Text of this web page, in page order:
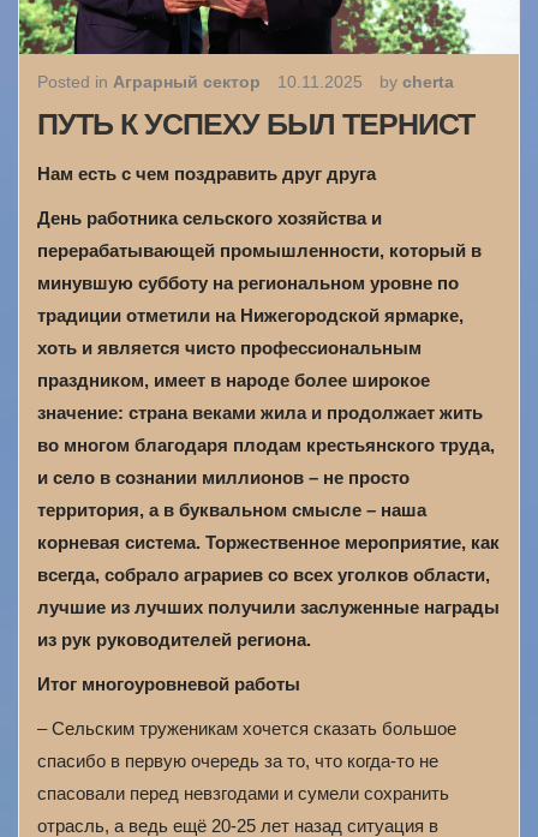
Posted in Аграрный сектор 10.11.2025 by cherta
ПУТЬ К УСПЕХУ БЫЛ ТЕРНИСТ
Нам есть с чем поздравить друг друга
День работника сельского хозяйства и
перерабатывающей промышленности, который в
минувшую субботу на региональном уровне по
традиции отметили на Нижегородской ярмарке,
хоть и является чисто профессиональным
праздником, имеет в народе более широкое
значение: страна веками жила и продолжает жить
во многом благодаря плодам крестьянского труда,
и село в сознании миллионов – не просто
территория, а в буквальном смысле – наша
корневая система. Торжественное мероприятие, как
всегда, собрало аграриев со всех уголков области,
лучшие из лучших получили заслуженные награды
из рук руководителей региона.
Итог многоуровневой работы
– Сельским труженикам хочется сказать большое
спасибо в первую очередь за то, что когда-то не
спасовали перед невзгодами и сумели сохранить
отрасль, а ведь ещё 20-25 лет назад ситуация в